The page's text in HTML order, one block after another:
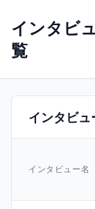
インタビ
覧
インタビュ
インタビュー名